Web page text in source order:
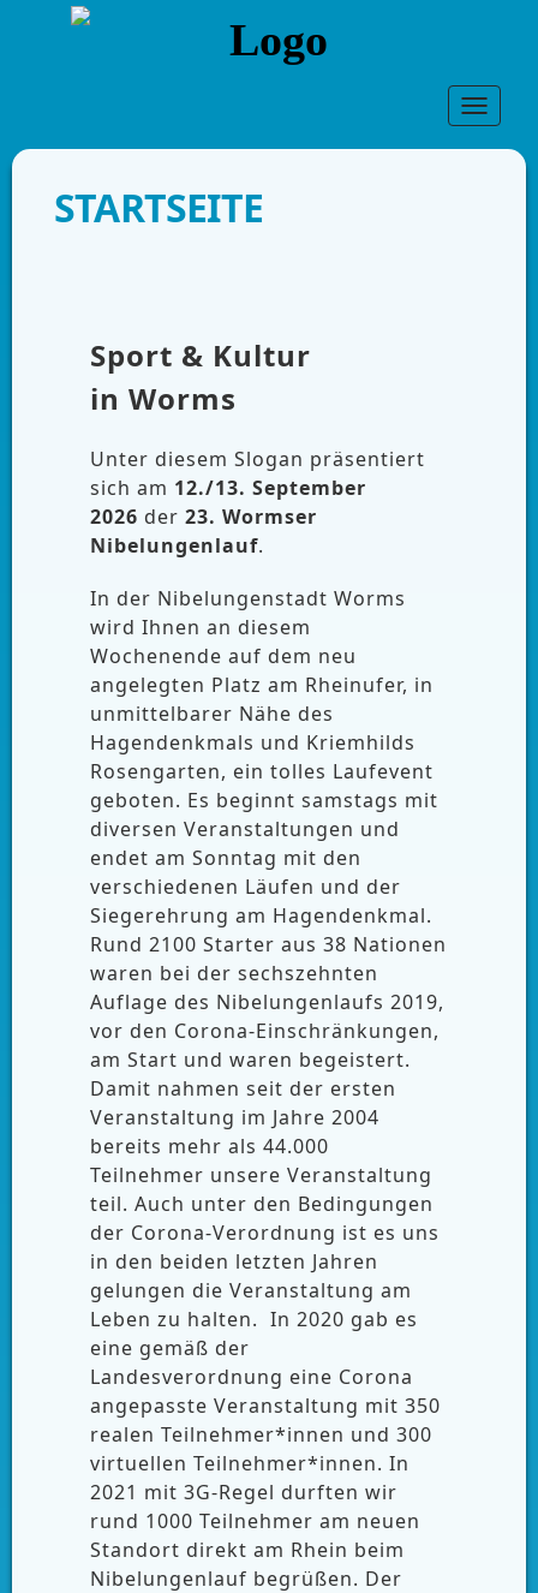
Toggle
STARTSEITE
Sport & Kultur
in Worms
Unter diesem Slogan präsentiert
sich am 12./13. September
2026 der 23. Wormser
Nibelungenlauf.
In der Nibelungenstadt Worms
wird Ihnen an diesem
Wochenende auf dem neu
angelegten Platz am Rheinufer, in
unmittelbarer Nähe des
Hagendenkmals und Kriemhilds
Rosengarten, ein tolles Laufevent
geboten. Es beginnt samstags mit
diversen Veranstaltungen und
endet am Sonntag mit den
verschiedenen Läufen und der
Siegerehrung am Hagendenkmal.
Rund 2100 Starter aus 38 Nationen
waren bei der sechszehnten
Auflage des Nibelungenlaufs 2019,
vor den Corona-Einschränkungen,
am Start und waren begeistert.
Damit nahmen seit der ersten
Veranstaltung im Jahre 2004
bereits mehr als 44.000
Teilnehmer unsere Veranstaltung
teil. Auch unter den Bedingungen
der Corona-Verordnung ist es uns
in den beiden letzten Jahren
gelungen die Veranstaltung am
Leben zu halten. In 2020 gab es
eine gemäß der
Landesverordnung eine Corona
angepasste Veranstaltung mit 350
realen Teilnehmer*innen und 300
virtuellen Teilnehmer*innen. In
2021 mit 3G-Regel durften wir
rund 1000 Teilnehmer am neuen
Standort direkt am Rhein beim
Nibelungenlauf begrüßen. Der